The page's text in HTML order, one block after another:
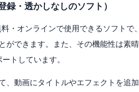
・透かしなしのソフト）
・オンラインで使用できるソフト
ができます。また、その機能性は素
トしています。
、動画にタイトルやエフェクトを追